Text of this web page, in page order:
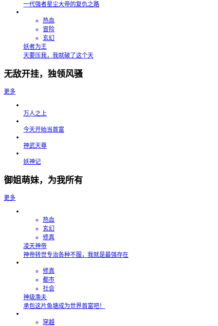
一代强者星尘大帝的复仇之路
热血
冒险
玄幻
妖者为王
天要压我，我就破了这个天
无敌开挂，独领风骚
更多
万人之上
今天开始当首富
神武天尊
妖神记
御姐萌妹，为我所有
更多
热血
玄幻
修真
凌天神帝
神帝转世专治各种不服，我就是最强存在
修真
都市
社会
神级渔夫
承包这片鱼塘成为世界首富吧！
穿越